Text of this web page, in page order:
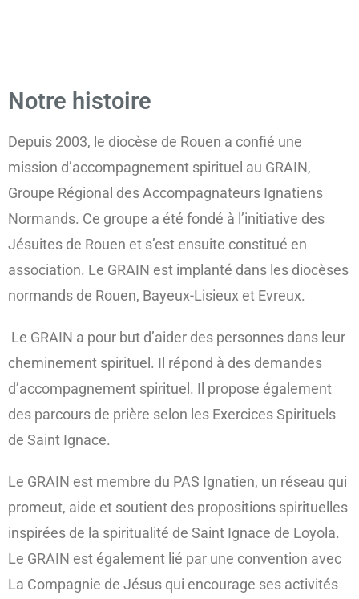
Notre histoire
Depuis 2003, le diocèse de Rouen a confié une
mission d’accompagnement spirituel au GRAIN,
Groupe Régional des Accompagnateurs Ignatiens
Normands. Ce groupe a été fondé à l’initiative des
Jésuites de Rouen et s’est ensuite constitué en
association. Le GRAIN est implanté dans les diocèses
normands de Rouen, Bayeux-Lisieux et Evreux.
Le GRAIN a pour but d’aider des personnes dans leur
cheminement spirituel. Il répond à des demandes
d’accompagnement spirituel. Il propose également
des parcours de prière selon les Exercices Spirituels
de Saint Ignace.
Le GRAIN est membre du PAS Ignatien, un réseau qui
promeut, aide et soutient des propositions spirituelles
inspirées de la spiritualité de Saint Ignace de Loyola.
Le GRAIN est également lié par une convention avec
La Compagnie de Jésus qui encourage ses activités